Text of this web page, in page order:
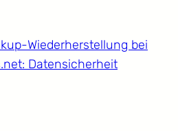
Wiederherstellung bei
Datensicherheit